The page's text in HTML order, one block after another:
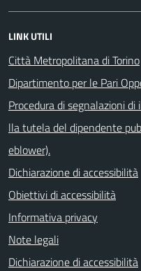
LINK UTILI
Città Metropolitana di Torino
Dipartimento per le Pari
Procedura di segnalazioni
lla tutela del dipendente
eblower).
Dichiarazione di accessibilità
Obiettivi di accessibilità
Informativa privacy
Note legali
Dichiarazione di accessibilità